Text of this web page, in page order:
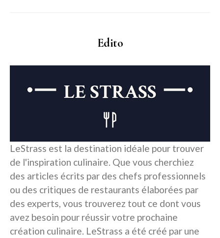
Edito
LeStrass est la destination idéale pour trouver
de l'inspiration culinaire. Que vous cherchiez
des articles écrits par des chefs professionnels
ou des critiques de restaurants élaborées par
des experts, vous trouverez tout ce dont vous
avez besoin pour réussir votre prochaine
création culinaire. LeStrass a été créé par une